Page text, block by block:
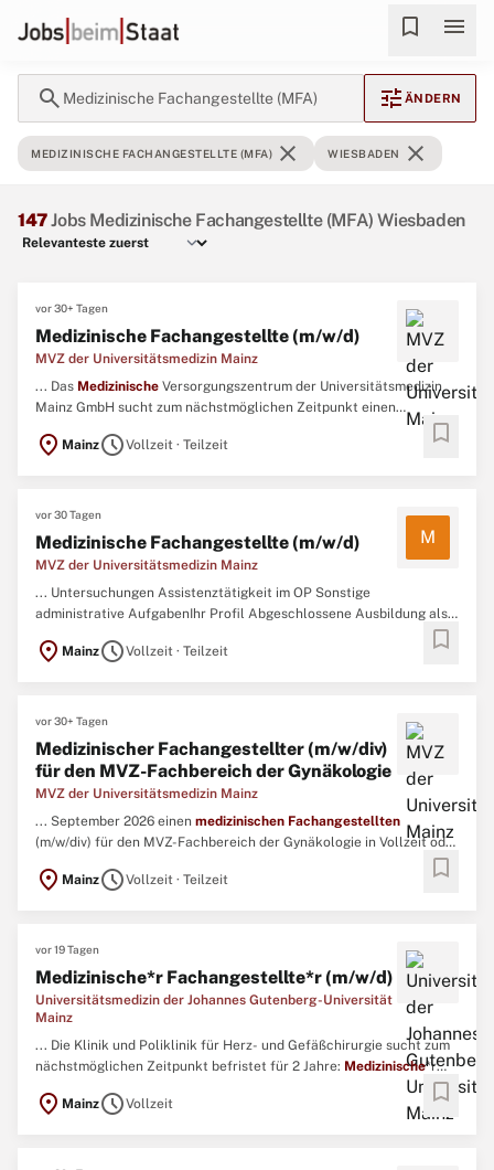
bookmark menu
search Medizinische Fachangestellte (MFA) tune ÄNDERN
MEDIZINISCHE FACHANGESTELLTE (MFA) close WIESBADEN close
147Jobs Medizinische Fachangestellte (MFA) Wiesbaden
vor 30+ Tagen
Medizinische Fachangestellte (m/w/d)
MVZ der Universitätsmedizin Mainz
... Das Medizinische Versorgungszentrum der Universitätsmedizin
Mainz GmbH sucht zum nächstmöglichen Zeitpunkt einen
(m/w/d) für den Fachbereich der
Augenheilkunde in Teil- oder Vollzeit (mindestens 30 Stunden pro
location_on MainzscheduleVollzeit · Teilzeit bookmark
vor 30 Tagen
Medizinische Fachangestellte (m/w/d)
MVZ der Universitätsmedizin Mainz
M
... Untersuchungen Assistenztätigkeit im OP Sonstige
administrative AufgabenIhr Profil Abgeschlossene Ausbildung als
Qualifikation (bspw. ...
location_on MainzscheduleVollzeit · Teilzeit bookmark
vor 30+ Tagen
Medizinischer Fachangestellter (m/w/div)
für den MVZ-Fachbereich der Gynäkologie
MVZ der Universitätsmedizin Mainz
... September 2026 einen medizinischen Fachangestellten
(m/w/div) für den MVZ-Fachbereich der Gynäkologie in Vollzeit oder
location_on MainzscheduleVollzeit · Teilzeit bookmark
vor 19 Tagen
Medizinische*r Fachangestellte*r (m/w/d)
Universitätsmedizin der Johannes Gutenberg-Universität
Mainz
... Die Klinik und Poliklinik für Herz- und Gefäßchirurgie sucht zum
nächstmöglichen Zeitpunkt befristet für 2 Jahre: Medizinische*r
*r (m/w/d) Schwerpunkt Heart Failure Assistenz
Wir bieten Ihnen:Geregelte Arbeitszeiten primär im Tagdienst von
location_on MainzscheduleVollzeit bookmark